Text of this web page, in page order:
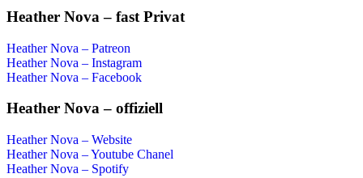
Heather Nova – fast Privat
Heather Nova – Patreon
Heather Nova – Instagram
Heather Nova – Facebook
Heather Nova – offiziell
Heather Nova – Website
Heather Nova – Youtube Chanel
Heather Nova – Spotify